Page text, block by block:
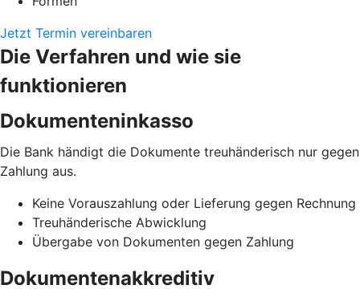
Jetzt Termin vereinbaren
Die Verfahren und wie sie
funktionieren
Dokumenteninkasso
Die Bank händigt die Dokumente treuhänderisch nur gegen
Zahlung aus.
Keine Vorauszahlung oder Lieferung gegen Rechnung
Treuhänderische Abwicklung
Übergabe von Dokumenten gegen Zahlung
Dokumentenakkreditiv